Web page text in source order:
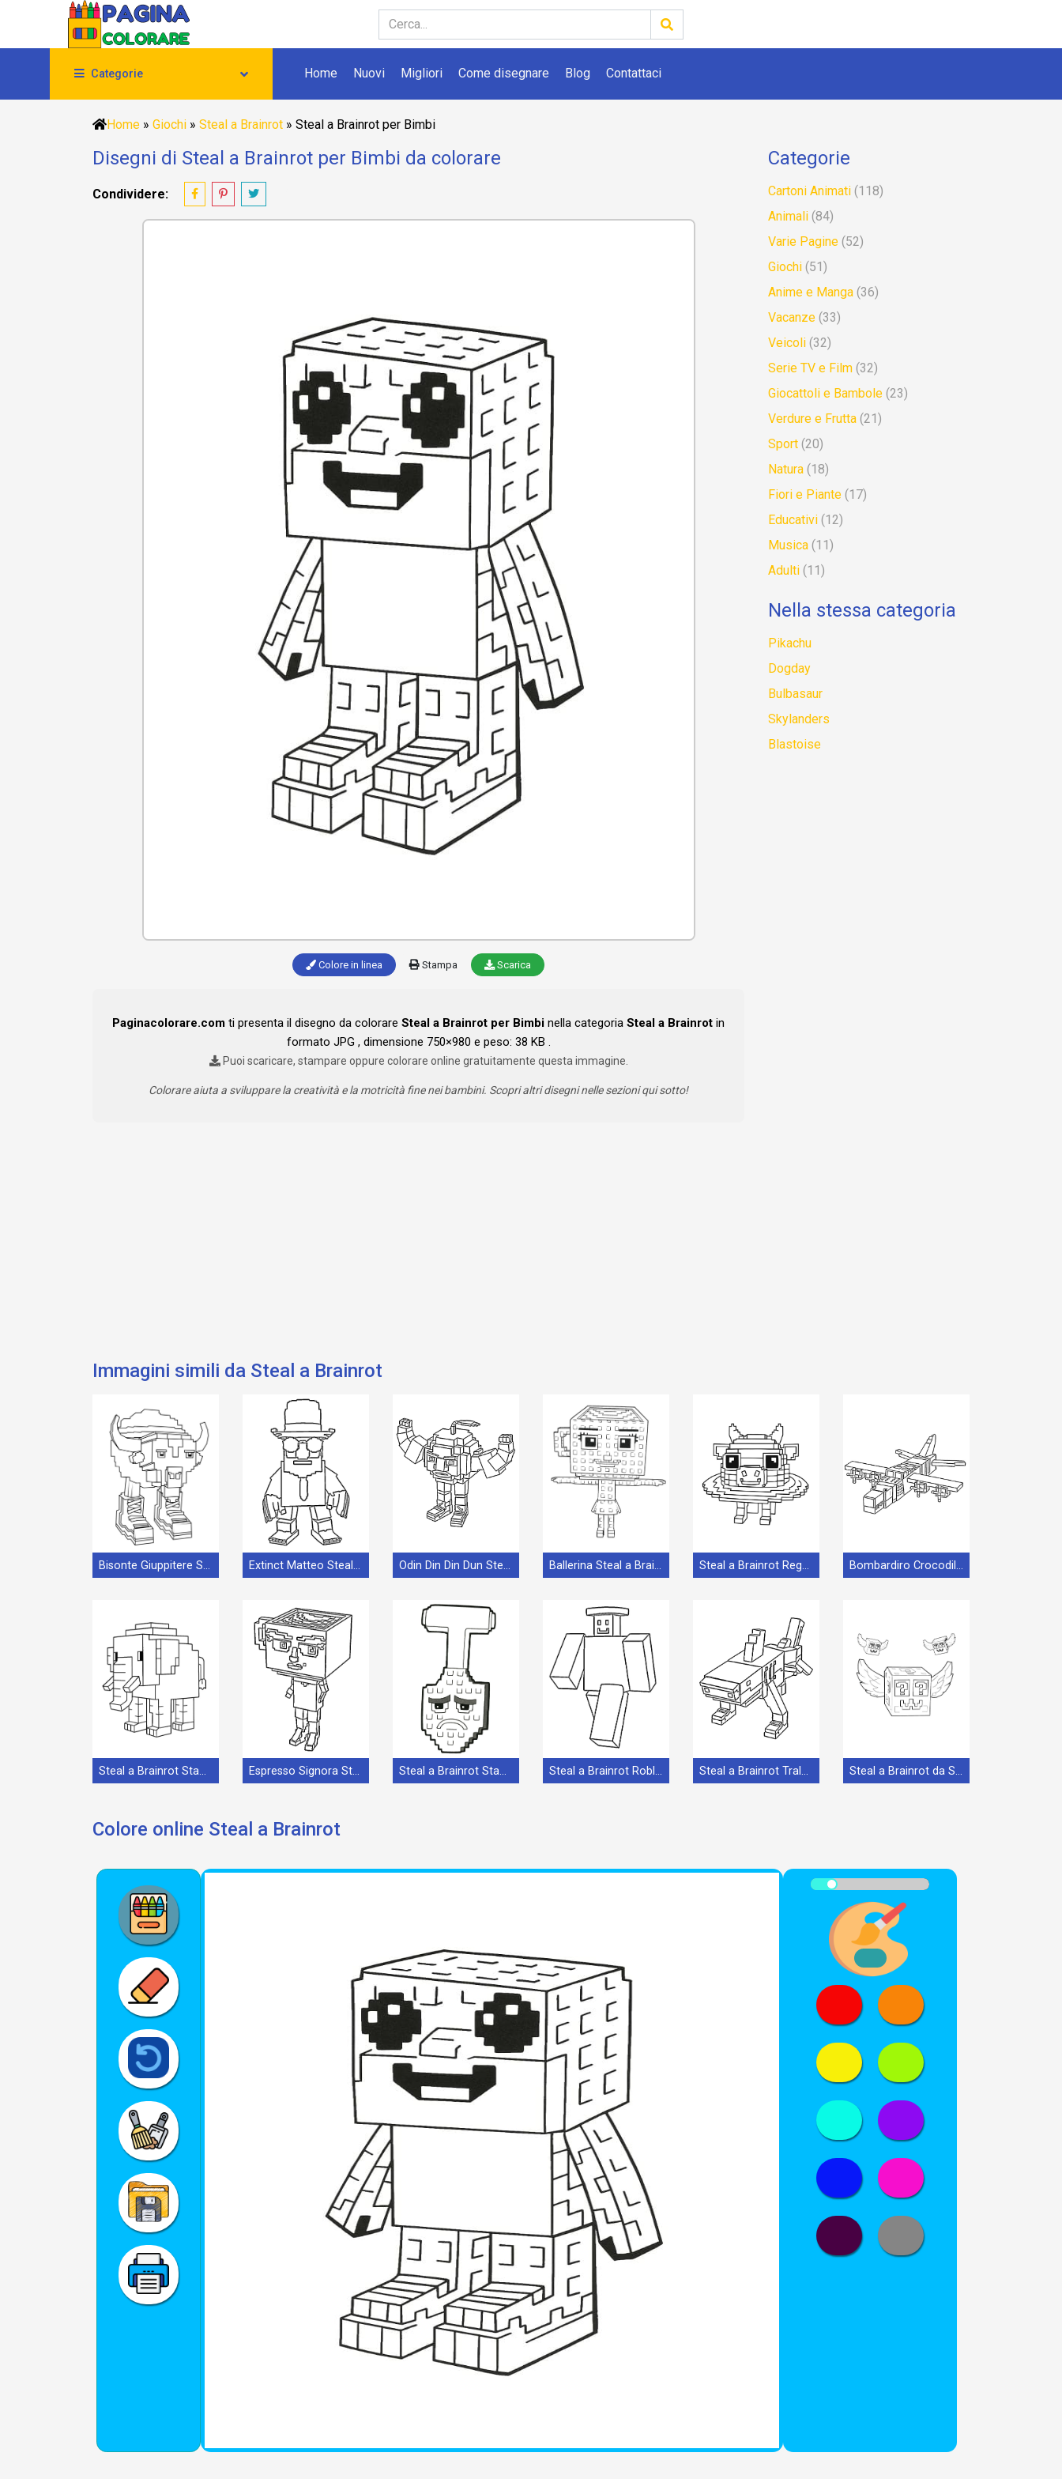
Categorie Home Nuovi Migliori Come disegnare Blog Contattaci
Home » Giochi » Steal a Brainrot » Steal a Brainrot per Bimbi
Disegni di Steal a Brainrot per Bimbi da colorare
Condividere:
Colore in linea Stampa Scarica
Paginacolorare.com ti presenta il disegno da colorare Steal a Brainrot per Bimbi nella categoria Steal a Brainrot in
formato JPG , dimensione 750×980 e peso: 38 KB .
Puoi scaricare, stampare oppure colorare online gratuitamente questa immagine.
Colorare aiuta a sviluppare la creatività e la motricità fine nei bambini. Scopri altri disegni nelle sezioni qui sotto!
Categorie
Cartoni Animati (118)
Animali (84)
Varie Pagine (52)
Giochi (51)
Anime e Manga (36)
Vacanze (33)
Veicoli (32)
Serie TV e Film (32)
Giocattoli e Bambole (23)
Verdure e Frutta (21)
Sport (20)
Natura (18)
Fiori e Piante (17)
Educativi (12)
Musica (11)
Adulti (11)
Nella stessa categoria
Pikachu
Dogday
Bulbasaur
Skylanders
Blastoise
Immagini simili da Steal a Brainrot
Bisonte Giuppitere Steal a Brainrot Extinct Matteo Steal a Brainrot Odin Din Din Dun Steal a Brainrot Ballerina Steal a Brainrot Steal a Brainrot Regalo Bombardiro Crocodilo Steal a Brainrot
Steal a Brainrot Stampabile Espresso Signora Steal a Brainrot Steal a Brainrot Stampabile per Piccoli Steal a Brainrot Roblox Steal a Brainrot Tralalero Tralala Steal a Brainrot da Stampare
Colore online Steal a Brainrot